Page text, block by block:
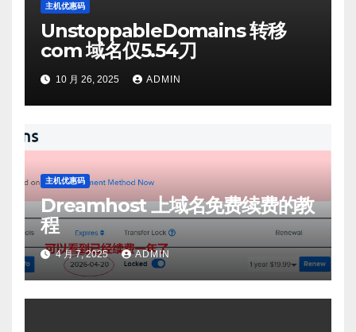
主机优惠码
UnstoppableDomains 转移
com 域名仅5.54刀
10 月 26, 2025 ADMIN
主机优惠码
Dreamhost 上域名免费续费的教
程
4 月 7, 2025 ADMIN